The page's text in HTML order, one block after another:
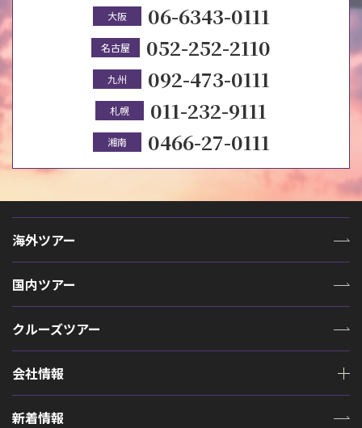
大阪 06-6343-0111
名古屋 052-252-2110
九州 092-473-0111
札幌 011-232-9111
湘南 0466-27-0111
海外ツアー
国内ツアー
クルーズツアー
会社情報
新着情報